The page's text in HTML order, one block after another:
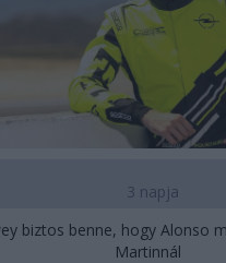
3 napja
biztos benne, hogy Alonso
Martinnál